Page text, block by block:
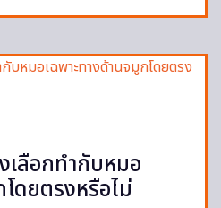
เลือกทำกับหมอ
ดยตรงหรือไม่